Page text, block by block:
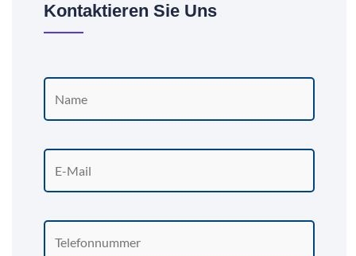
Kontaktieren Sie Uns